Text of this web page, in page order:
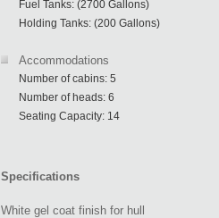
Fuel Tanks: (2700 Gallons)
Holding Tanks: (200 Gallons)
Accommodations
Number of cabins: 5
Number of heads: 6
Seating Capacity: 14
Specifications
White gel coat finish for hull